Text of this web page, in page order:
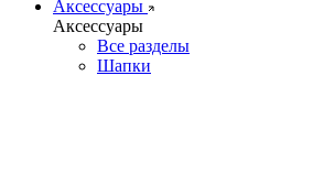
Аксессуары
Аксессуары
Все разделы
Шапки